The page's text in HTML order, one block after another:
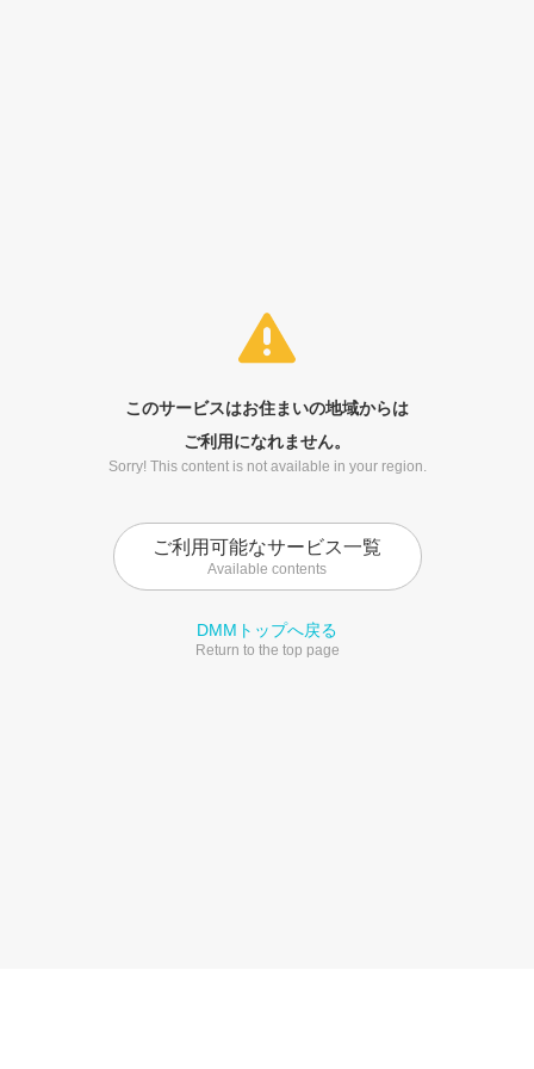
このサービスはお住まいの地域からは
ご利用になれません。
Sorry! This content is not available in your region.
ご利用可能なサービス一覧
Available contents
DMMトップへ戻る
Return to the top page